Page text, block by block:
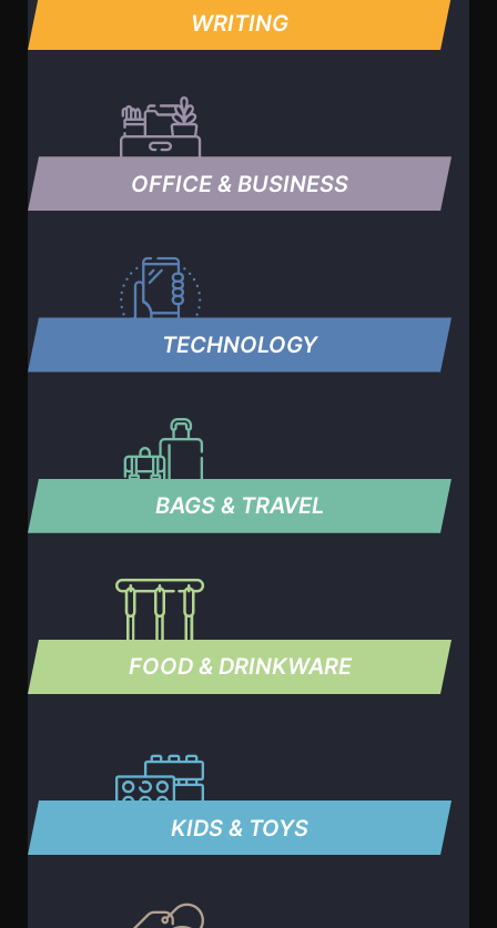
WRITING
OFFICE & BUSINESS
TECHNOLOGY
BAGS & TRAVEL
FOOD & DRINKWARE
KIDS & TOYS